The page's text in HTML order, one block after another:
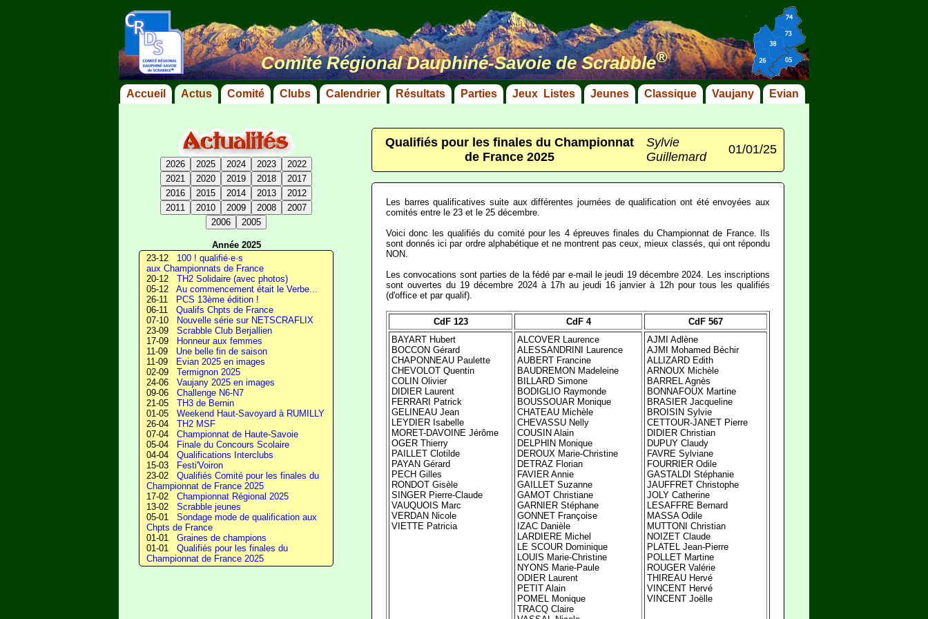
Comité Régional Dauphiné-Savoie de Scrabble®
Accueil Actus Comité Clubs Calendrier Résultats Parties Jeux Listes Jeunes Classique Vaujany Evian
2026 2025 2024 2023
2022
2021
2020 2019 2018
2017
2016
2015 2014 2013
2012
2011
2010 2009 2008
2007
2006
2005
Année 2025
23-12 100 ! qualifié·e·s
aux Championnats de France
20-12 TH2 Solidaire (avec photos)
05-12 Au commencement était le Verbe...
26-11 PCS 13ème édition !
06-11 Qualifs Chpts de France
07-10 Nouvelle série sur NETSCRAFLIX
23-09 Scrabble Club Berjallien
17-09 Honneur aux femmes
11-09 Une belle fin de saison
11-09 Evian 2025 en images
02-09 Termignon 2025
24-06 Vaujany 2025 en images
09-06 Challenge N6-N7
21-05 TH3 de Bernin
01-05 Weekend Haut-Savoyard à RUMILLY
26-04 TH2 MSF
07-04 Championnat de Haute-Savoie
05-04 Finale du Concours Scolaire
04-04 Qualifications Interclubs
15-03 Festi'Voiron
23-02 Qualifiés Comité pour les finales du
Championnat de France 2025
17-02 Championnat Régional 2025
13-02 Scrabble jeunes
05-01 Sondage mode de qualification aux
Chpts de France
01-01 Graines de champions
01-01 Qualifiés pour les finales du
Championnat de France 2025
Qualifiés pour les finales du Championnat
de France 2025
Sylvie
Guillemard
01/01/25
Les barres qualificatives suite aux différentes journées de qualification ont été envoyées aux
comités entre le 23 et le 25 décembre.
Voici donc les qualifiés du comité pour les 4 épreuves finales du Championnat de France. Ils
sont donnés ici par ordre alphabétique et ne montrent pas ceux, mieux classés, qui ont répondu
NON.
Les convocations sont parties de la fédé par e-mail le jeudi 19 décembre 2024. Les inscriptions
sont ouvertes du 19 décembre 2024 à 17h au jeudi 16 janvier à 12h pour tous les qualifiés
(d'office et par qualif).
CdF 123 CdF 4
CdF 567
BAYART Hubert
BOCCON Gérard
CHAPONNEAU Paulette
CHEVOLOT Quentin
COLIN Olivier
DIDIER Laurent
FERRARI Patrick
GELINEAU Jean
LEYDIER Isabelle
MORET-DAVOINE Jérôme
OGER Thierry
PAILLET Clotilde
PAYAN Gérard
PECH Gilles
RONDOT Gisèle
SINGER Pierre-Claude
VAUQUOIS Marc
VERDAN Nicole
VIETTE Patricia
ALCOVER Laurence
ALESSANDRINI Laurence
AUBERT Francine
BAUDREMON Madeleine
BILLARD Simone
BODIGLIO Raymonde
BOUSSOUAR Monique
CHATEAU Michèle
CHEVASSU Nelly
COUSIN Alain
DELPHIN Monique
DEROUX Marie-Christine
DETRAZ Florian
FAVIER Annie
GAILLET Suzanne
GAMOT Christiane
GARNIER Stéphane
GONNET Françoise
IZAC Danièle
LARDIERE Michel
LE SCOUR Dominique
LOUIS Marie-Christine
NYONS Marie-Paule
ODIER Laurent
PETIT Alain
POMEL Monique
TRACQ Claire
AJMI Adlène
AJMI Mohamed Béchir
ALLIZARD Edith
ARNOUX Michèle
BARREL Agnès
BONNAFOUX Martine
BRASIER Jacqueline
BROISIN Sylvie
CETTOUR-JANET Pierre
DIDIER Christian
DUPUY Claudy
FAVRE Sylviane
FOURRIER Odile
GASTALDI Stéphanie
JAUFFRET Christophe
JOLY Catherine
LESAFFRE Bernard
MASSA Odile
MUTTONI Christian
NOIZET Claude
PLATEL Jean-Pierre
POLLET Martine
ROUGER Valérie
THIREAU Hervé
VINCENT Hervé
VINCENT Joëlle